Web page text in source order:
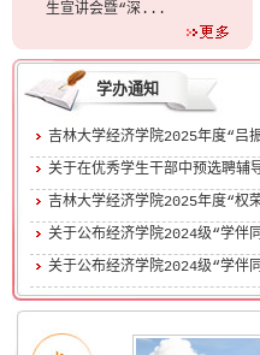
生宣讲会暨“深...
学办通知
吉林大学经济学院2025年度“
关于在优秀学生干部中预选聘
吉林大学经济学院2025年度“
关于公布经济学院2024级“学
关于公布经济学院2024级“学